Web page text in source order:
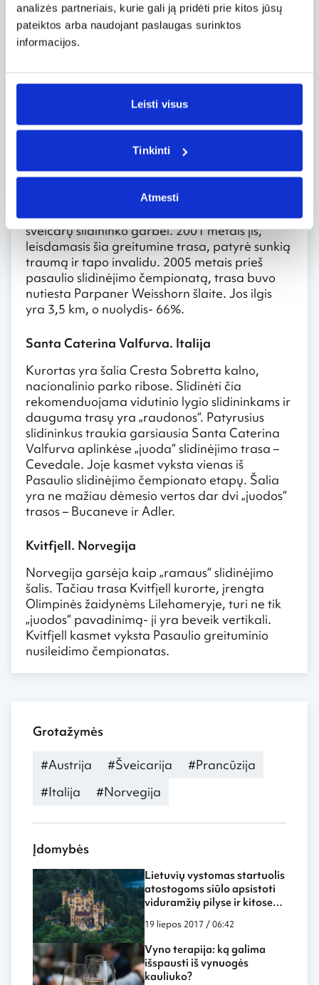
analizės partneriais, kurie gali ją pridėti prie kitos jūsų
pateiktos arba naudojant paslaugas surinktos
informacijos.
Leisti visus
Tinkinti
Atmesti
o aukščio skirtumas svyruoja iki kilometro.
Viršutinė trasos dalis gana nesudėtinga.
Tačiau sportininkų, pasiekusių pravažiavimą
galo status ir beveik visuomet apledėjęs.
Šis slidinėjimo regionas nedidelis. Patyrusiam
Viena iš garsiausių šio regionų „juodų“ trasų –
Silvano Beltrametti, pavadinta garsaus
šveicarų slidininko garbei. 2001 metais jis,
leisdamasis šia greitumine trasa, patyrė sunkią
traumą ir tapo invalidu. 2005 metais prieš
pasaulio slidinėjimo čempionatą, trasa buvo
nutiesta Parpaner Weisshorn šlaite. Jos ilgis
yra 3,5 km, o nuolydis- 66%.
Santa Caterina Valfurva. Italija
Kurortas yra šalia Cresta Sobretta kalno,
nacionalinio parko ribose. Slidinėti čia
rekomenduojama vidutinio lygio slidininkams ir
dauguma trasų yra „raudonos“. Patyrusius
slidininkus traukia garsiausia Santa Caterina
Valfurva aplinkėse „juoda“ slidinėjimo trasa –
Cevedale. Joje kasmet vyksta vienas iš
Pasaulio slidinėjimo čempionato etapų. Šalia
yra ne mažiau dėmesio vertos dar dvi „juodos“
trasos – Bucaneve ir Adler.
Kvitfjell. Norvegija
Norvegija garsėja kaip „ramaus“ slidinėjimo
šalis. Tačiau trasa Kvitfjell kurorte, įrengta
Olimpinės žaidynėms Lilehameryje, turi ne tik
„juodos“ pavadinimą- ji yra beveik vertikali.
Kvitfjell kasmet vyksta Pasaulio greituminio
nusileidimo čempionatas.
Grotažymės
#Austrija #Šveicarija
#Prancūzija
#Italija
#Norvegija
Įdomybės
Lietuvių vystomas startuolis
atostogoms siūlo apsistoti
viduramžių pilyse ir kitose
nemažiau įspūdingose
vietose
19 liepos 2017 / 06:42
Vyno terapija: ką galima
išspausti iš vynuogės
kauliuko?